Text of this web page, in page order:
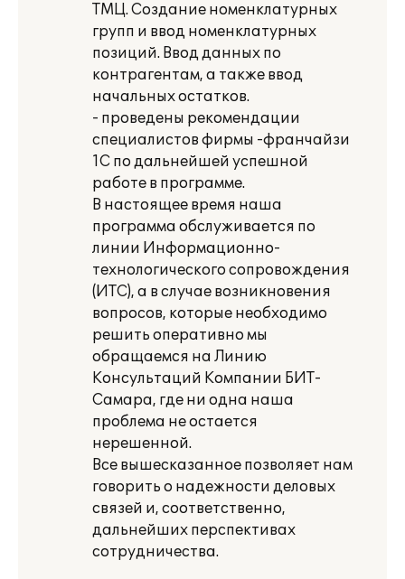
ТМЦ. Создание номенклатурных
групп и ввод номенклатурных
позиций. Ввод данных по
контрагентам, а также ввод
начальных остатков.
- проведены рекомендации
специалистов фирмы -франчайзи
1С по дальнейшей успешной
работе в программе.
В настоящее время наша
программа обслуживается по
линии Информационно-
технологического сопровождения
(ИТС), а в случае возникновения
вопросов, которые необходимо
решить оперативно мы
обращаемся на Линию
Консультаций Компании БИТ-
Самара, где ни одна наша
проблема не остается
нерешенной.
Все вышесказанное позволяет нам
говорить о надежности деловых
связей и, соответственно,
дальнейших перспективах
сотрудничества.